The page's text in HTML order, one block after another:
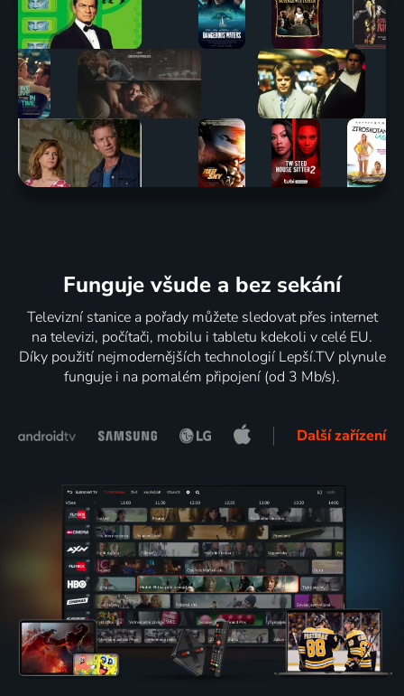
Funguje všude a bez sekání
Televizní stanice a pořady můžete sledovat přes internet
na televizi, počítači, mobilu i tabletu kdekoli v celé EU.
Díky použití nejmodernějších technologií Lepší.TV plynule
funguje i na pomalém připojení (od 3 Mb/s).
Další zařízení